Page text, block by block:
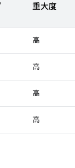
重大度
高
高
高
高